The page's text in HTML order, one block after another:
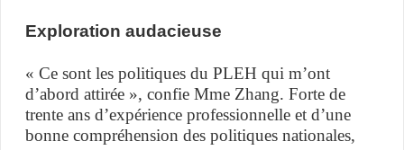
Exploration audacieuse
« Ce sont les politiques du PLEH qui m’ont
d’abord attirée », confie Mme Zhang. Forte de
trente ans d’expérience professionnelle et d’une
bonne compréhension des politiques nationales,